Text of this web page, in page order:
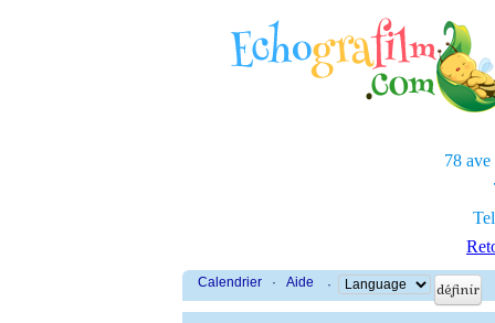
78 ave
Calendrier · Aide ·